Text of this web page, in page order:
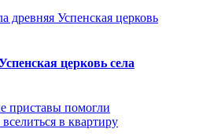
церковь села